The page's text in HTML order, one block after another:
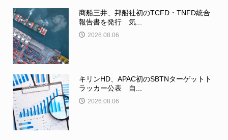
商船三井、邦船社初のTCFD・TNFD統合
報告書を発行 気...
2026.08.06
キリンHD、APAC初のSBTNターゲットト
ラッカー公表 自...
2026.08.06